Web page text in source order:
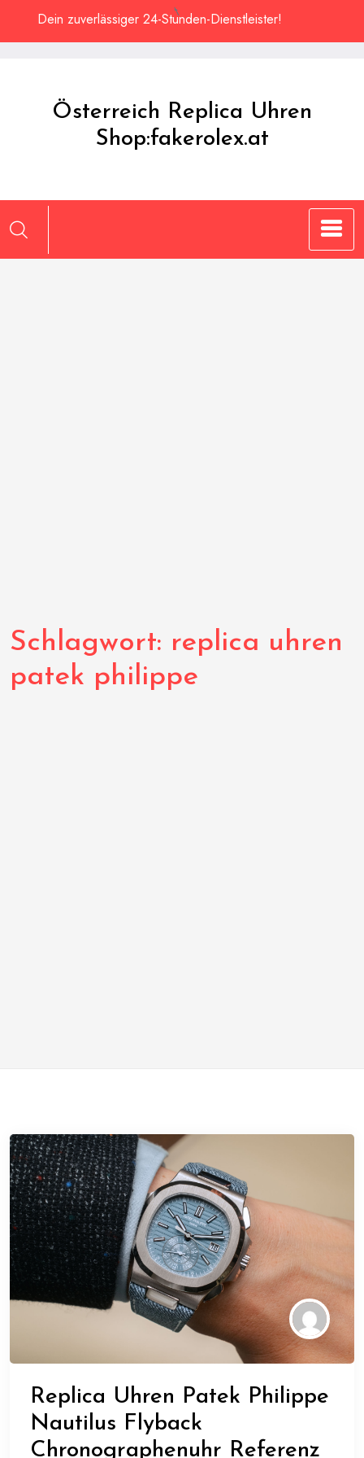
Dein zuverlässiger 24-Stunden-Dienstleister!
Österreich Replica Uhren
Shop:fakerolex.at
Schlagwort: replica uhren
patek philippe
Replica Uhren Patek Philippe
Nautilus Flyback
Chronographenuhr Referenz